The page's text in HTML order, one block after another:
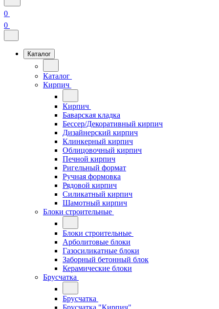
0
0
Каталог
Каталог
Кирпич
Кирпич
Баварская кладка
Бессер/Декоративный кирпич
Дизайнерский кирпич
Клинкерный кирпич
Облицовочный кирпич
Печной кирпич
Ригельный формат
Ручная формовка
Рядовой кирпич
Силикатный кирпич
Шамотный кирпич
Блоки строительные
Блоки строительные
Арболитовые блоки
Газосиликатные блоки
Заборный бетонный блок
Керамические блоки
Брусчатка
Брусчатка
Брусчатка "Кирпич"